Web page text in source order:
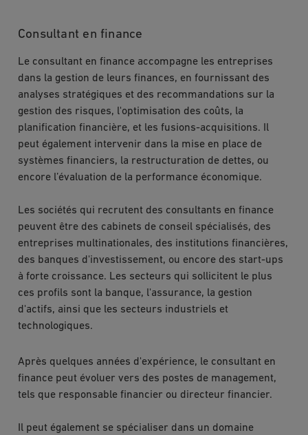
Consultant en finance
Le consultant en finance accompagne les entreprises
dans la gestion de leurs finances, en fournissant des
analyses stratégiques et des recommandations sur la
gestion des risques, l'optimisation des coûts, la
planification financière, et les fusions-acquisitions. Il
peut également intervenir dans la mise en place de
systèmes financiers, la restructuration de dettes, ou
encore l’évaluation de la performance économique.
Les sociétés qui recrutent des consultants en finance
peuvent être des cabinets de conseil spécialisés, des
entreprises multinationales, des institutions financières,
des banques d'investissement, ou encore des start-ups
à forte croissance. Les secteurs qui sollicitent le plus
ces profils sont la banque, l'assurance, la gestion
d'actifs, ainsi que les secteurs industriels et
technologiques.
Après quelques années d'expérience, le consultant en
finance peut évoluer vers des postes de management,
tels que responsable financier ou directeur financier.
Il peut également se spécialiser dans un domaine